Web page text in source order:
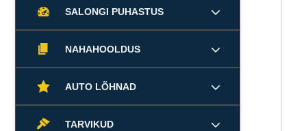
SALONGI PUHASTUS
NAHAHOOLDUS
AUTO LÕHNAD
TARVIKUD